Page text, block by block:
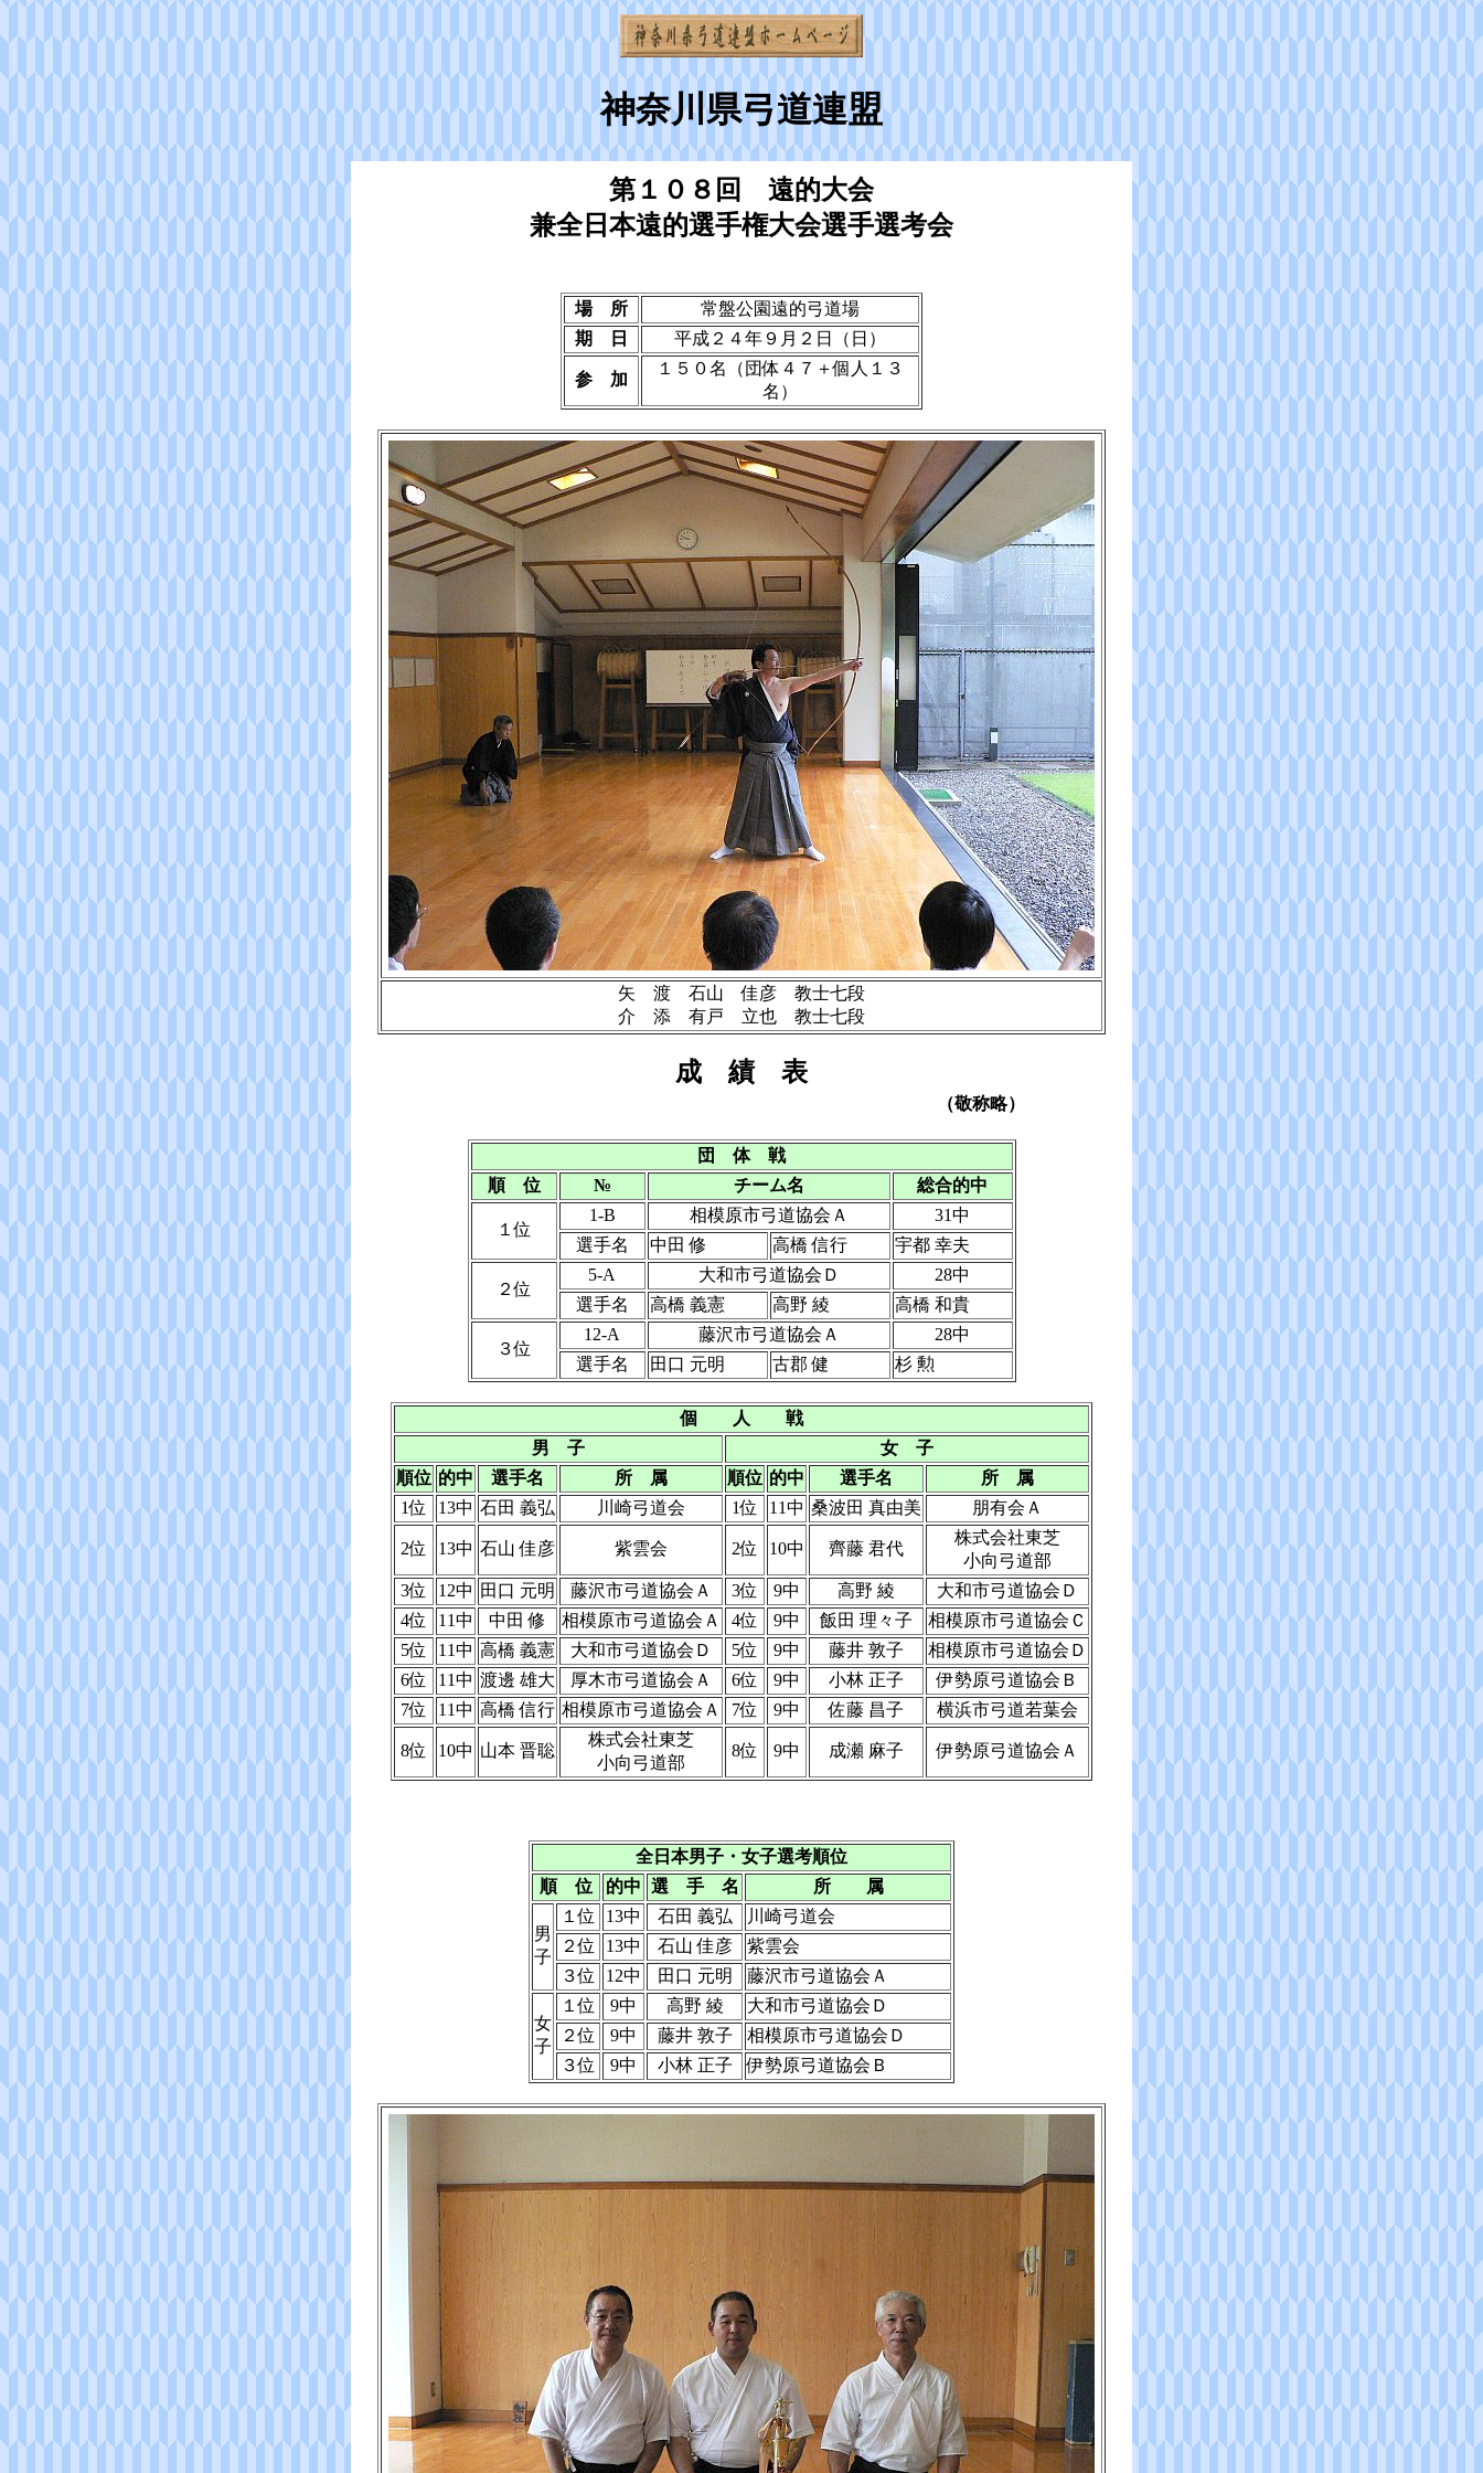
神奈川県弓道連盟
第１０８回 遠的大会
兼全日本遠的選手権大会選手選考会
場 所
常盤公園遠的弓道場
期 日
平成２４年９月２日（日）
参 加
１５０名（団体４７＋個人１３
名）
矢 渡 石山 佳彦 教士七段
介 添 有戸 立也 教士七段
成 績 表
（敬称略）
団 体 戦
順 位
№ チーム名 総合的中
１位
1-B 相模原市弓道協会Ａ
31中
選手名
中田 修 高橋 信行 宇都 幸夫
２位
5-A 大和市弓道協会Ｄ
28中
選手名
高橋 義憲 高野 綾 高橋 和貴
３位
12-A 藤沢市弓道協会Ａ
28中
選手名
田口 元明 古郡 健 杉 勲
個 人 戦
男 子
女 子
順位 的中 選手名 所 属 順位 的中 選手名
所 属
1位
13中 石田 義弘 川崎弓道会 1位 11中 桑波田 真由美 朋有会Ａ
2位 13中 石山 佳彦 紫雲会 2位 10中 齊藤 君代
株式会社東芝
小向弓道部
3位
12中 田口 元明 藤沢市弓道協会Ａ 3位 9中 高野 綾
大和市弓道協会Ｄ
4位
11中 中田 修 相模原市弓道協会Ａ 4位 9中 飯田 理々子
相模原市弓道協会Ｃ
5位
11中 高橋 義憲 大和市弓道協会Ｄ 5位 9中 藤井 敦子
相模原市弓道協会Ｄ
6位
11中 渡邊 雄大 厚木市弓道協会Ａ 6位 9中 小林 正子
伊勢原弓道協会Ｂ
7位
11中 高橋 信行 相模原市弓道協会Ａ 7位 9中 佐藤 昌子 横浜市弓道若葉会
8位 10中 山本 晋聡
株式会社東芝
小向弓道部
8位 9中 成瀬 麻子 伊勢原弓道協会Ａ
全日本男子・女子選考順位
順 位
的中 選 手 名 所 属
男
子
１位 13中 石田 義弘
川崎弓道会
２位
13中 石山 佳彦
紫雲会
３位
12中 田口 元明 藤沢市弓道協会Ａ
女
子
１位 9中 高野 綾
大和市弓道協会Ｄ
２位
9中 藤井 敦子
相模原市弓道協会Ｄ
３位
9中 小林 正子 伊勢原弓道協会Ｂ